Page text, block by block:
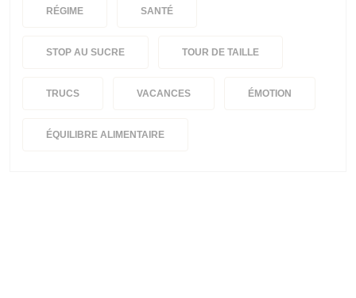
RÉGIME SANTÉ
STOP AU SUCRE TOUR DE TAILLE
TRUCS VACANCES ÉMOTION
ÉQUILIBRE ALIMENTAIRE